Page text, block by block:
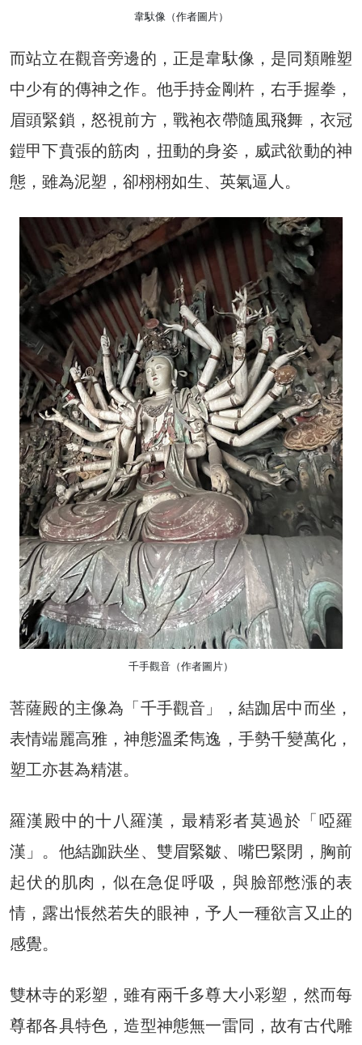
韋馱像（作者圖片）
而站立在觀音旁邊的，正是韋馱像，是同類雕塑
中少有的傳神之作。他手持金剛杵，右手握拳，
眉頭緊鎖，怒視前方，戰袍衣帶隨風飛舞，衣冠
鎧甲下賁張的筋肉，扭動的身姿，威武欲動的神
態，雖為泥塑，卻栩栩如生、英氣逼人。
千手觀音（作者圖片）
菩薩殿的主像為「千手觀音」，結跏居中而坐，
表情端麗高雅，神態溫柔雋逸，手勢千變萬化，
塑工亦甚為精湛。
羅漢殿中的十八羅漢，最精彩者莫過於「啞羅
漢」。他結跏趺坐、雙眉緊皺、嘴巴緊閉，胸前
起伏的肌肉，似在急促呼吸，與臉部憋漲的表
情，露出悵然若失的眼神，予人一種欲言又止的
感覺。
雙林寺的彩塑，雖有兩千多尊大小彩塑，然而每
尊都各具特色，造型神態無一雷同，故有古代雕